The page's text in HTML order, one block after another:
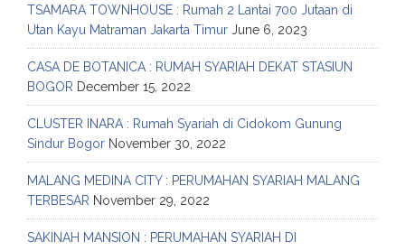
TSAMARA TOWNHOUSE : Rumah 2 Lantai 700 Jutaan di
Utan Kayu Matraman Jakarta Timur June 6, 2023
CASA DE BOTANICA : RUMAH SYARIAH DEKAT STASIUN
BOGOR December 15, 2022
CLUSTER INARA : Rumah Syariah di Cidokom Gunung
Sindur Bogor November 30, 2022
MALANG MEDINA CITY : PERUMAHAN SYARIAH MALANG
TERBESAR November 29, 2022
SAKINAH MANSION : PERUMAHAN SYARIAH DI